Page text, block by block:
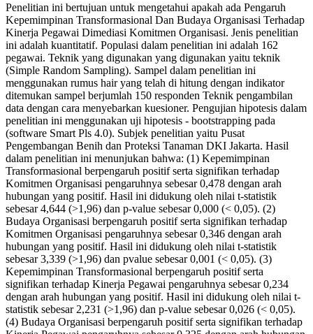
Penelitian ini bertujuan untuk mengetahui apakah ada Pengaruh
Kepemimpinan Transformasional Dan Budaya Organisasi Terhadap
Kinerja Pegawai Dimediasi Komitmen Organisasi. Jenis penelitian
ini adalah kuantitatif. Populasi dalam penelitian ini adalah 162
pegawai. Teknik yang digunakan yang digunakan yaitu teknik
(Simple Random Sampling). Sampel dalam penelitian ini
menggunakan rumus hair yang telah di hitung dengan indikator
ditemukan sampel berjumlah 150 responden Teknik pengambilan
data dengan cara menyebarkan kuesioner. Pengujian hipotesis dalam
penelitian ini menggunakan uji hipotesis - bootstrapping pada
(software Smart Pls 4.0). Subjek penelitian yaitu Pusat
Pengembangan Benih dan Proteksi Tanaman DKI Jakarta. Hasil
dalam penelitian ini menunjukan bahwa: (1) Kepemimpinan
Transformasional berpengaruh positif serta signifikan terhadap
Komitmen Organisasi pengaruhnya sebesar 0,478 dengan arah
hubungan yang positif. Hasil ini didukung oleh nilai t-statistik
sebesar 4,644 (>1,96) dan p-value sebesar 0,000 (< 0,05). (2)
Budaya Organisasi berpengaruh positif serta signifikan terhadap
Komitmen Organisasi pengaruhnya sebesar 0,346 dengan arah
hubungan yang positif. Hasil ini didukung oleh nilai t-statistik
sebesar 3,339 (>1,96) dan pvalue sebesar 0,001 (< 0,05). (3)
Kepemimpinan Transformasional berpengaruh positif serta
signifikan terhadap Kinerja Pegawai pengaruhnya sebesar 0,234
dengan arah hubungan yang positif. Hasil ini didukung oleh nilai t-
statistik sebesar 2,231 (>1,96) dan p-value sebesar 0,026 (< 0,05).
(4) Budaya Organisasi berpengaruh positif serta signifikan terhadap